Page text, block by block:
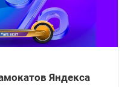
Яндекса